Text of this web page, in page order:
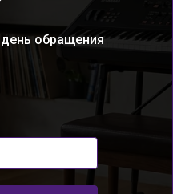
обращения